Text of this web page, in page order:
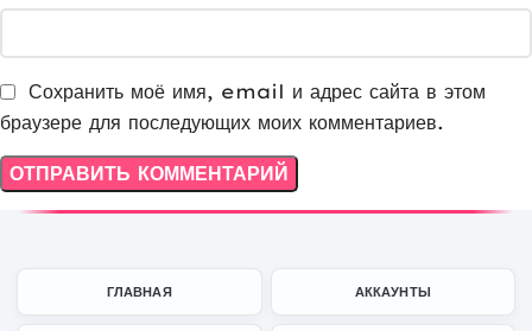
Сохранить моё имя, email и адрес сайта в этом
браузере для последующих моих комментариев.
ГЛАВНАЯ АККАУНТЫ